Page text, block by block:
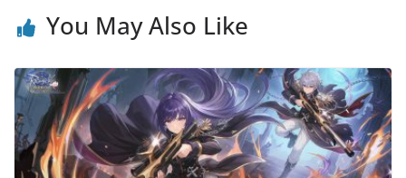
You May Also Like